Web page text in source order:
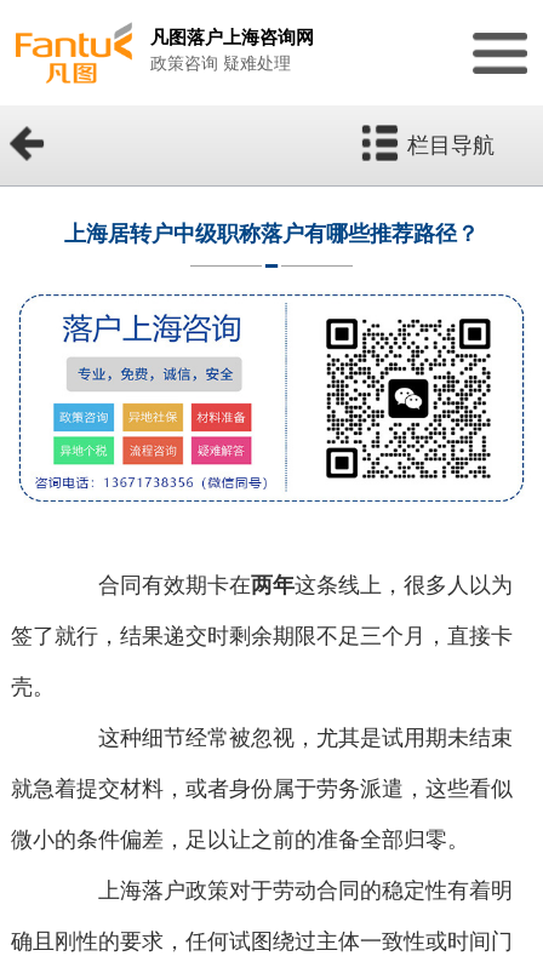
凡图落户上海咨询网
政策咨询 疑难处理
栏目导航
上海居转户中级职称落户有哪些推荐路径？
合同有效期卡在两年这条线上，很多人以为
签了就行，结果递交时剩余期限不足三个月，直接卡
壳。
这种细节经常被忽视，尤其是试用期未结束
就急着提交材料，或者身份属于劳务派遣，这些看似
微小的条件偏差，足以让之前的准备全部归零。
上海落户政策对于劳动合同的稳定性有着明
确且刚性的要求，任何试图绕过主体一致性或时间门